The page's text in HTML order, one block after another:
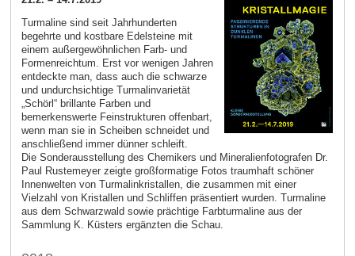
Turmaline sind seit Jahrhunderten
begehrte und kostbare Edelsteine mit
einem außergewöhnlichen Farb- und
Formenreichtum. Erst vor wenigen Jahren
entdeckte man, dass auch die schwarze
und undurchsichtige Turmalinvarietät
„Schörl“ brillante Farben und
bemerkenswerte Feinstrukturen offenbart,
wenn man sie in Scheiben schneidet und
anschließend immer dünner schleift.
Die Sonderausstellung des Chemikers und Mineralienfotografen Dr.
Paul Rustemeyer zeigte großformatige Fotos traumhaft schöner
Innenwelten von Turmalinkristallen, die zusammen mit einer
Vielzahl von Kristallen und Schliffen präsentiert wurden. Turmaline
aus dem Schwarzwald sowie prächtige Farbturmaline aus der
Sammlung K. Küsters ergänzten die Schau.